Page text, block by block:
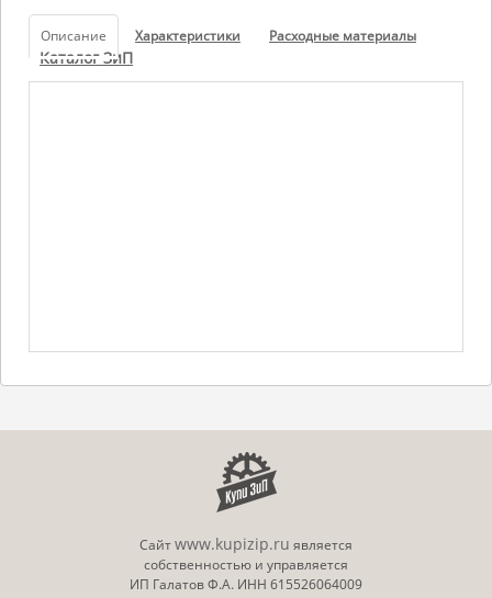
Описание Характеристики Расходные материалы
Каталог ЗиП
Сайтwww.kupizip.ru является
собственностью и управляется
ИП Галатов Ф.А. ИНН 615526064009